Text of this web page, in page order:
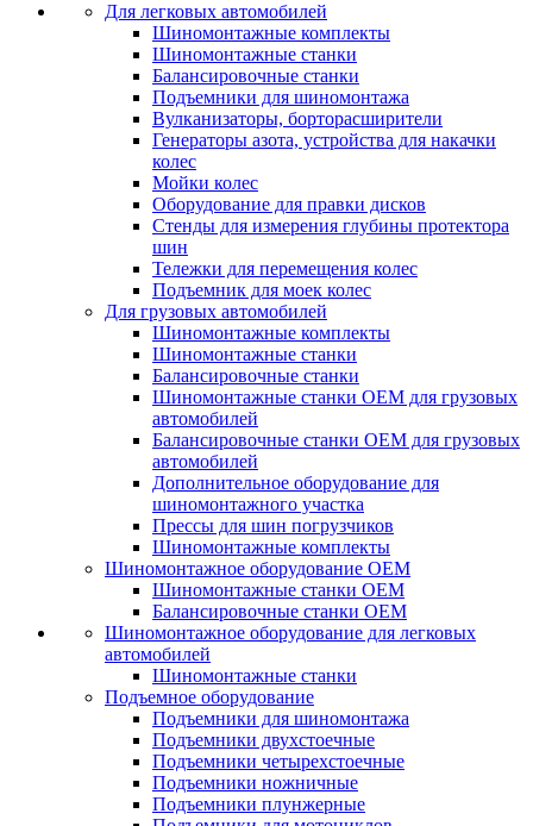
Для легковых автомобилей
Шиномонтажные комплекты
Шиномонтажные станки
Балансировочные станки
Подъемники для шиномонтажа
Вулканизаторы, борторасширители
Генераторы азота, устройства для накачки
колес
Мойки колес
Оборудование для правки дисков
Стенды для измерения глубины протектора
шин
Тележки для перемещения колес
Подъемник для моек колеc
Для грузовых автомобилей
Шиномонтажные комплекты
Шиномонтажные станки
Балансировочные станки
Шиномонтажные станки ОЕМ для грузовых
автомобилей
Балансировочные станки ОЕМ для грузовых
автомобилей
Дополнительное оборудование для
шиномонтажного участка
Прессы для шин погрузчиков
Шиномонтажные комплекты
Шиномонтажное оборудование ОЕМ
Шиномонтажные станки ОЕМ
Балансировочные станки ОЕМ
Шиномонтажное оборудование для легковых
автомобилей
Шиномонтажные станки
Подъемное оборудование
Подъемники для шиномонтажа
Подъемники двухстоечные
Подъемники четырехстоечные
Подъемники ножничные
Подъемники плунжерные